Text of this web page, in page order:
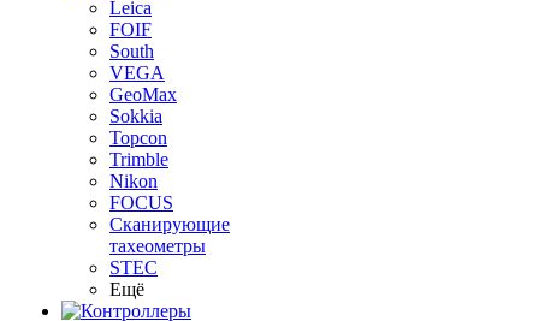
Leica
FOIF
South
VEGA
GeoMax
Sokkia
Topcon
Trimble
Nikon
FOCUS
Сканирующие
тахеометры
STEC
Ещё